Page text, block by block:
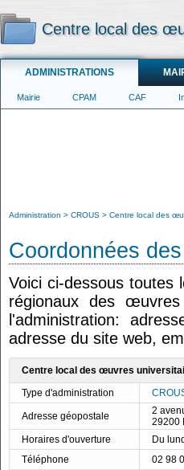
Centre local des
ADMINISTRATIONS
Mairie CPAM CAF
Administration CROUS Centre local des
Coordonnées
Voici ci-dessous toutes
régionaux des
l'administration:
adresse du site web,
Centre local des œuvres
Type d'administration
Adresse géopostale
2
29200
Horaires d'ouverture
Du
Téléphone
02 98